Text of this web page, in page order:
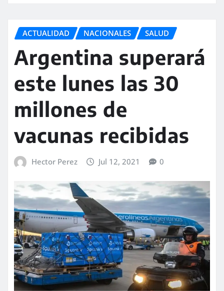
ACTUALIDAD NACIONALES SALUD
Argentina superará
este lunes las 30
millones de
vacunas recibidas
Hector Perez Jul 12, 2021 0